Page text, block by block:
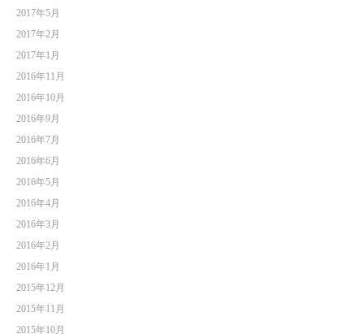
2017年5月
2017年2月
2017年1月
2016年11月
2016年10月
2016年9月
2016年7月
2016年6月
2016年5月
2016年4月
2016年3月
2016年2月
2016年1月
2015年12月
2015年11月
2015年10月